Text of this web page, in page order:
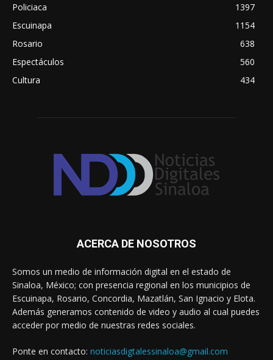
Policiaca
1397
Escuinapa
1154
Rosario
638
Espectáculos
560
Cultura
434
ACERCA DE NOSOTROS
Somos un medio de información digital en el estado de
Sinaloa, México; con presencia regional en los municipios de
Escuinapa, Rosario, Concordia, Mazatlán, San Ignacio y Elota.
Además generamos contenido de video y audio al cual puedes
acceder por medio de nuestras redes sociales.
Ponte en contacto: noticiasdigtalessinaloa@gmail.com